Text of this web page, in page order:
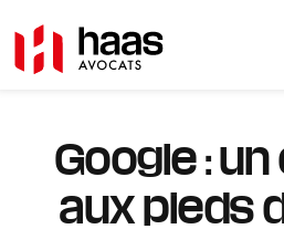
Google :
aux pieds